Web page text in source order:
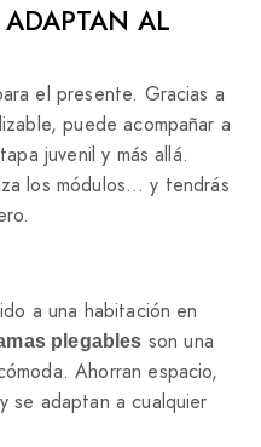
AL
el presente. Gracias a
puede acompañar a
juvenil y más allá.
los módulos… y tendrás
a una habitación en
plegables son una
Ahorran espacio,
se adaptan a cualquier